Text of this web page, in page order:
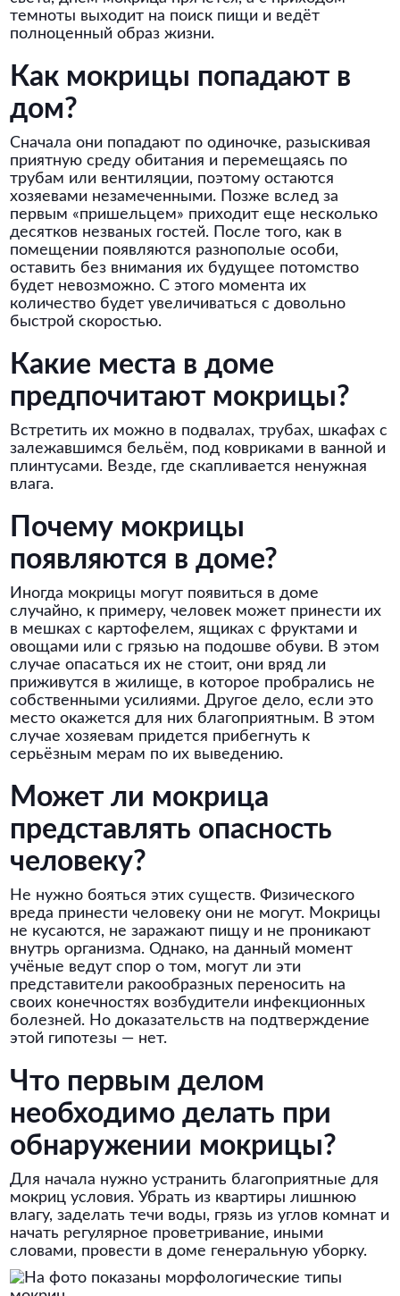
темноты выходит на поиск пищи и ведёт
полноценный образ жизни.
Как мокрицы попадают в
дом?
Сначала они попадают по одиночке, разыскивая
приятную среду обитания и перемещаясь по
трубам или вентиляции, поэтому остаются
хозяевами незамеченными. Позже вслед за
первым «пришельцем» приходит еще несколько
десятков незваных гостей. После того, как в
помещении появляются разнополые особи,
оставить без внимания их будущее потомство
будет невозможно. С этого момента их
количество будет увеличиваться с довольно
быстрой скоростью.
Какие места в доме
предпочитают мокрицы?
Встретить их можно в подвалах, трубах, шкафах с
залежавшимся бельём, под ковриками в ванной и
плинтусами. Везде, где скапливается ненужная
влага.
Почему мокрицы
появляются в доме?
Иногда мокрицы могут появиться в доме
случайно, к примеру, человек может принести их
в мешках с картофелем, ящиках с фруктами и
овощами или с грязью на подошве обуви. В этом
случае опасаться их не стоит, они вряд ли
приживутся в жилище, в которое пробрались не
собственными усилиями. Другое дело, если это
место окажется для них благоприятным. В этом
случае хозяевам придется прибегнуть к
серьёзным мерам по их выведению.
Может ли мокрица
представлять опасность
человеку?
Не нужно бояться этих существ. Физического
вреда принести человеку они не могут. Мокрицы
не кусаются, не заражают пищу и не проникают
внутрь организма. Однако, на данный момент
учёные ведут спор о том, могут ли эти
представители ракообразных переносить на
своих конечностях возбудители инфекционных
болезней. Но доказательств на подтверждение
этой гипотезы — нет.
Что первым делом
необходимо делать при
обнаружении мокрицы?
Для начала нужно устранить благоприятные для
мокриц условия. Убрать из квартиры лишнюю
влагу, заделать течи воды, грязь из углов комнат и
начать регулярное проветривание, иными
словами, провести в доме генеральную уборку.